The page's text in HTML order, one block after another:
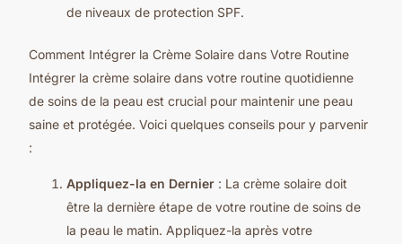
de niveaux de protection SPF.
Comment Intégrer la Crème Solaire dans Votre Routine
Intégrer la crème solaire dans votre routine quotidienne
de soins de la peau est crucial pour maintenir une peau
saine et protégée. Voici quelques conseils pour y parvenir
:
Appliquez-la en Dernier: La crème solaire doit
être la dernière étape de votre routine de soins de
la peau le matin. Appliquez-la après votre